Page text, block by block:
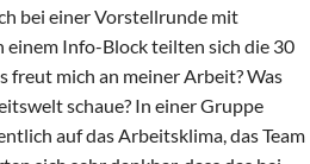
bei einer Vorstellrunde mit
einem Info-Block teilten sich die 30
freut mich an meiner Arbeit? Was
schaue? In einer Gruppe
auf das Arbeitsklima, das Team